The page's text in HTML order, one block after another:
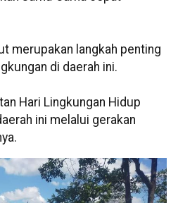
merupakan langkah penting
di daerah ini.
Hari Lingkungan Hidup
ini melalui gerakan